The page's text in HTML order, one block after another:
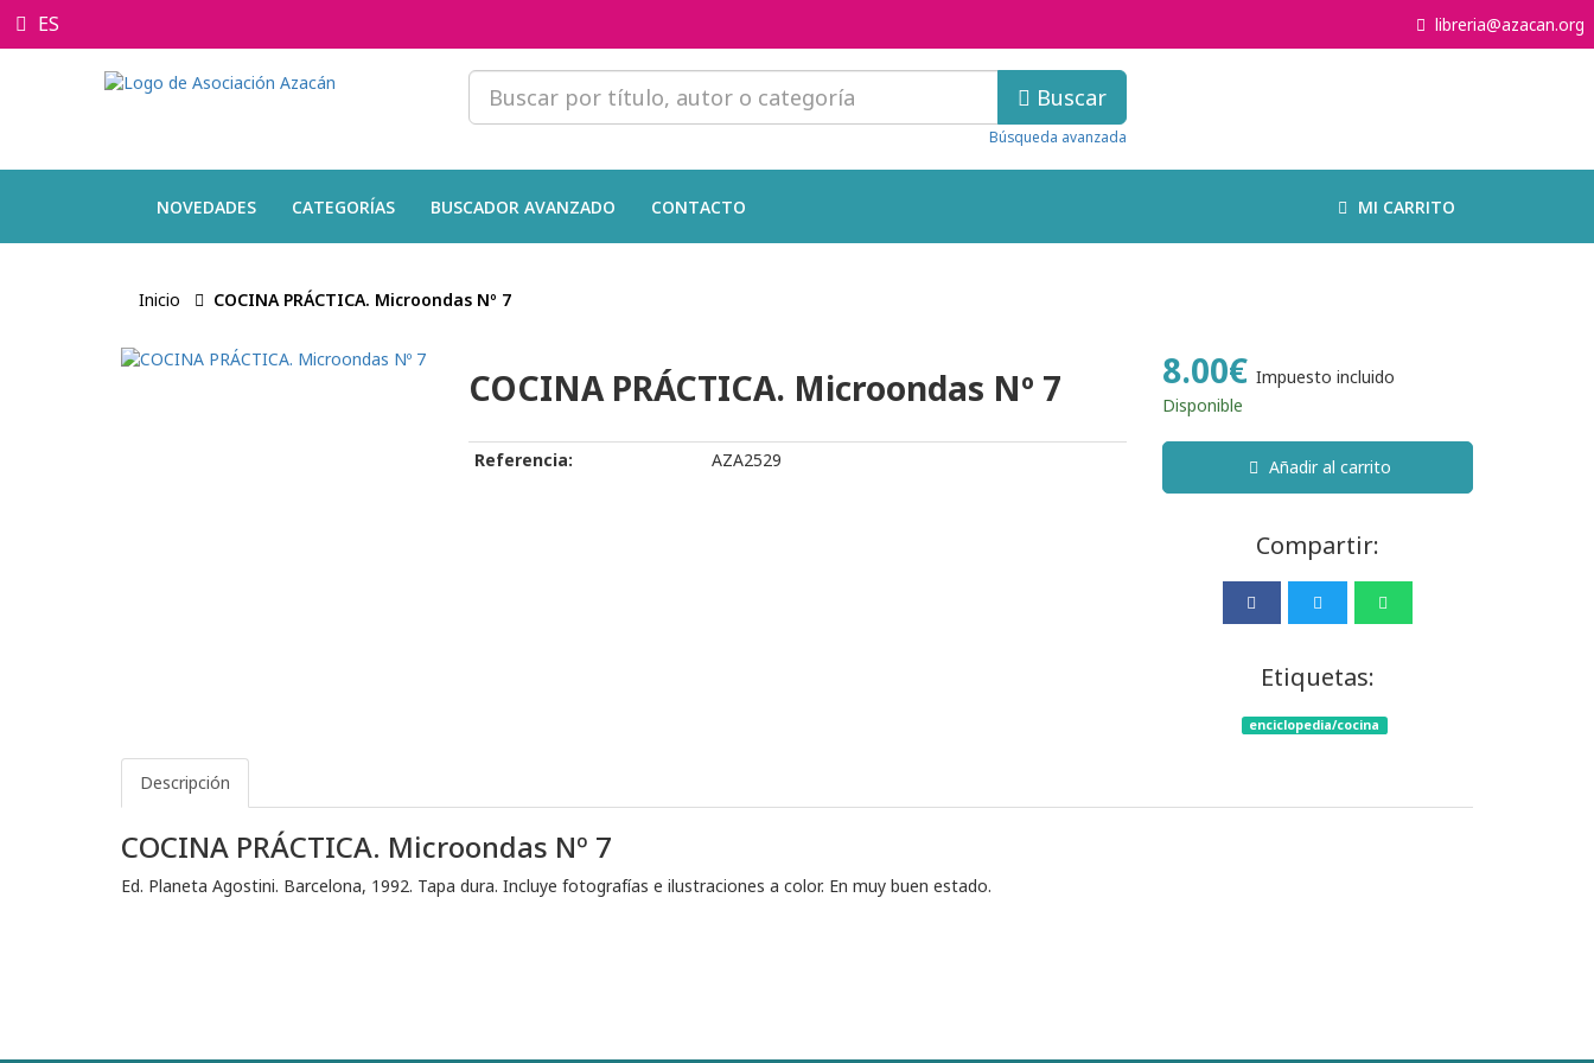
ES libreria@azacan.org
Buscar
Búsqueda avanzada
NOVEDADES CATEGORÍAS BUSCADOR AVANZADO CONTACTO MI CARRITO
Inicio COCINA PRÁCTICA. Microondas Nº 7
COCINA PRÁCTICA. Microondas Nº 7
Referencia: AZA2529
8.00€ Impuesto incluido
Disponible
Añadir al carrito
Compartir:
Etiquetas:
enciclopedia/cocina
Descripción
COCINA PRÁCTICA. Microondas Nº 7
Ed. Planeta Agostini. Barcelona, 1992. Tapa dura. Incluye fotografías e ilustraciones a color. En muy buen estado.